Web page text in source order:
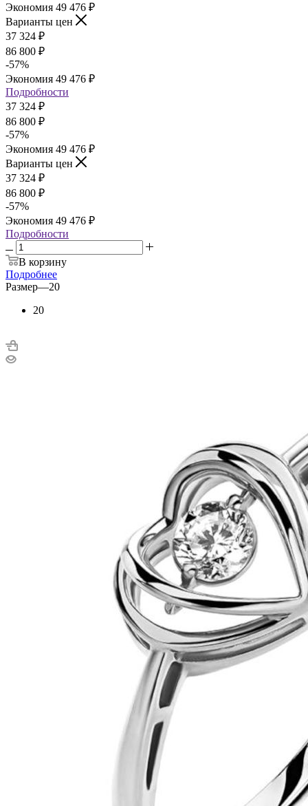
Экономия 49 476 ₽
Варианты цен
37 324 ₽
86 800 ₽
-57%
Экономия 49 476 ₽
Подробности
37 324 ₽
86 800 ₽
-57%
Экономия 49 476 ₽
Варианты цен
37 324 ₽
86 800 ₽
-57%
Экономия 49 476 ₽
Подробности
В корзину
Подробнее
Размер—20
20